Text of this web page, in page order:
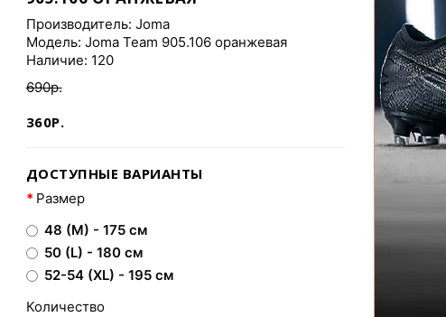
Производитель: Joma
Модель: Joma Team 905.106 оранжевая
Наличие: 120
690р.
360Р.
ДОСТУПНЫЕ ВАРИАНТЫ
Размер
48 (M) - 175 см
50 (L) - 180 см
52-54 (XL) - 195 см
Количество